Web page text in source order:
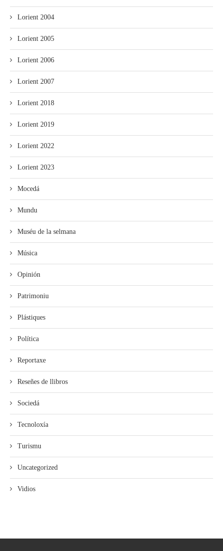
Lorient 2004
Lorient 2005
Lorient 2006
Lorient 2007
Lorient 2018
Lorient 2019
Lorient 2022
Lorient 2023
Mocedá
Mundu
Muséu de la selmana
Música
Opinión
Patrimoniu
Plástiques
Política
Reportaxe
Reseñes de llibros
Sociedá
Tecnoloxía
Turismu
Uncategorized
Vidios